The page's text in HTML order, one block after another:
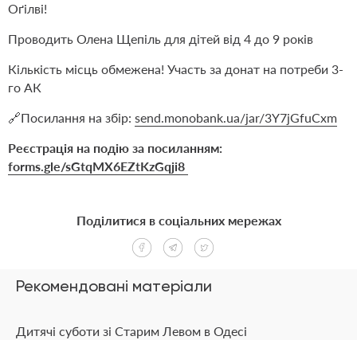
Оґілві!
Проводить Олена Щепіль для дітей від 4 до 9 років
Кількість місць обмежена! Участь за донат на потреби 3-
го АК
🔗Посилання на збір: send.monobank.ua/jar/3Y7jGfuCxm
Реєстрація на подію за посиланням:
forms.gle/sGtqMX6EZtKzGqji8
Рекомендовані матеріали
Дитячі суботи зі Старим Левом в Одесі
Поділитися в соціальних мережах